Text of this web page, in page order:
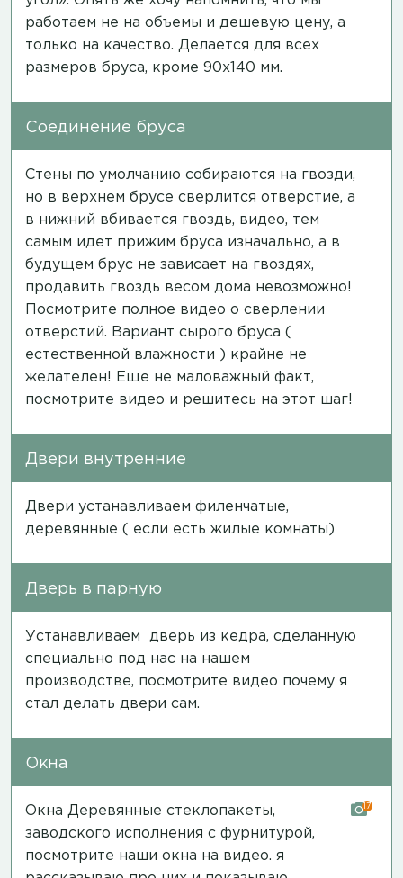
работаем не на объемы и дешевую цену, а
только на качество. Делается для всех
размеров бруса, кроме 90х140 мм.
Соединение бруса
Стены по умолчанию собираются на гвозди,
но в верхнем брусе сверлится отверстие, а
в нижний вбивается гвоздь, видео, тем
самым идет прижим бруса изначально, а в
будущем брус не зависает на гвоздях,
продавить гвоздь весом дома невозможно!
Посмотрите полное видео о сверлении
отверстий. Вариант сырого бруса (
естественной влажности ) крайне не
желателен! Еще не маловажный факт,
посмотрите видео и решитесь на этот шаг!
Двери внутренние
Двери устанавливаем филенчатые,
деревянные ( если есть жилые комнаты)
Дверь в парную
Устанавливаем дверь из кедра, сделанную
специально под нас на нашем
производстве, посмотрите видео почему я
стал делать двери сам.
Окна
Окна Деревянные стеклопакеты,
заводского исполнения с фурнитурой,
посмотрите наши окна на видео. я
17